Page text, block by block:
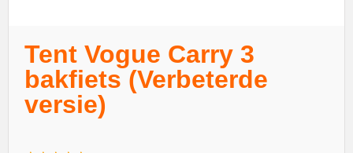
Tent Vogue Carry 3
bakfiets (Verbeterde
versie)